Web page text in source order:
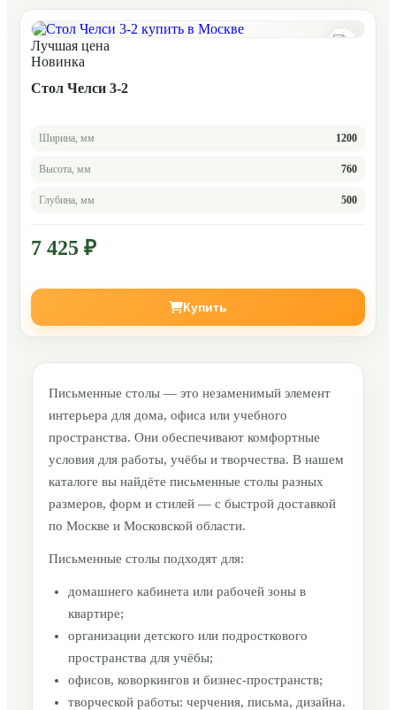
Лучшая цена
Новинка
Стол Челси 3-2
Ширина, мм 1200
Высота, мм 760
Глубина, мм 500
7 425 ₽
Купить
Письменные столы — это незаменимый элемент
интерьера для дома, офиса или учебного
пространства. Они обеспечивают комфортные
условия для работы, учёбы и творчества. В нашем
каталоге вы найдёте письменные столы разных
размеров, форм и стилей — с быстрой доставкой
по Москве и Московской области.
Письменные столы подходят для:
домашнего кабинета или рабочей зоны в
квартире;
организации детского или подросткового
пространства для учёбы;
офисов, коворкингов и бизнес-пространств;
творческой работы: черчения, письма, дизайна.